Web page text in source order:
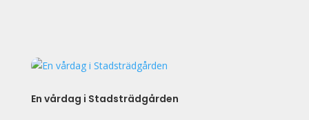
En vårdag i Stadsträdgården